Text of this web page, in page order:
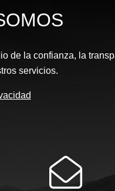
de la confianza, la
servicios.